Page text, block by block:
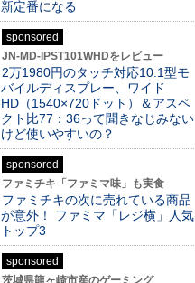
新定番になる
sponsored
JN-MD-IPST101WHDをレビュー
2万1980円のタッチ対応10.1型モ
バイルディスプレー、ワイド
HD（1540×720ドット）＆アスペ
クト比77：36って聞きなじみない
けど使いやすいの？
sponsored
ファミチキ「ファミマ味」も実食
ファミチキの次に売れている商品
が意外！ ファミマ「レジ横」人気
トップ3
sponsored
茨城県龍ヶ崎市産のゲーミング